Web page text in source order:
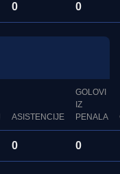
0 0
ASISTENCIJE
GOLOVI
IZ
PENALA
0 0